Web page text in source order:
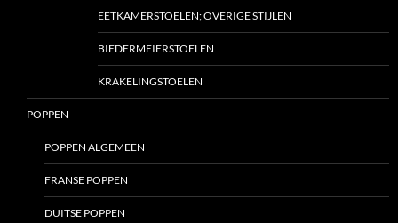
EETKAMERSTOELEN; OVERIGE STIJLEN
BIEDERMEIERSTOELEN
KRAKELINGSTOELEN
POPPEN
POPPEN ALGEMEEN
FRANSE POPPEN
DUITSE POPPEN